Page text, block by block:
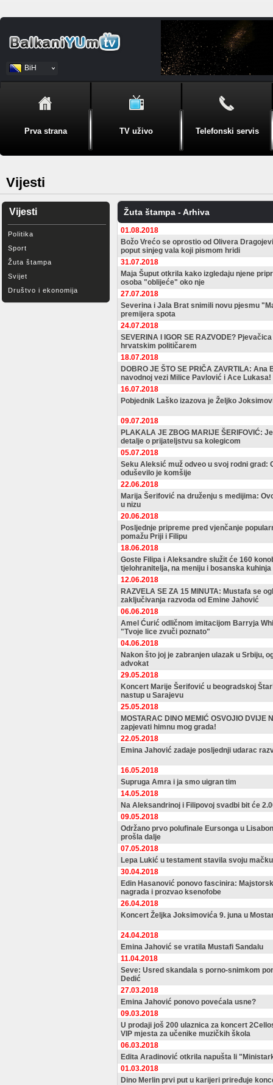
BiH
Srpski
Prva strana TV uživo Telefonski servis
Vijesti
Vijesti
Politika
Sport
Žuta štampa
Svijet
Društvo i ekonomija
Žuta štampa - Arhiva
01.08.2018
Božo Vrećo se oprostio od Olivera
poput sinjeg vala koji pismom hridi
31.07.2018
Maja Šuput otkrila kako izgledaju njene
osoba "oblijeće" oko nje
27.07.2018
Severina i Jala Brat snimili novu pjesmu
premijera spota
24.07.2018
SEVERINA I IGOR SE RAZVODE?
hrvatskim političarem
18.07.2018
DOBRO JE ŠTO SE PRIČA ZAVRTILA:
navodnoj vezi Milice Pavlović i Ace Lukasa!
16.07.2018
Pobjednik Laško izazova je Željko
09.07.2018
PLAKALA JE ZBOG MARIJE ŠERIFOVIĆ:
detalje o prijateljstvu sa kolegicom
05.07.2018
Seku Aleksić muž odveo u svoj rodni grad:
oduševilo je komšije
22.06.2018
Marija Šerifović na druženju s medijima:
u nizu
20.06.2018
Posljednje pripreme pred vjenčanje
pomažu Priji i Filipu
18.06.2018
Goste Filipa i Aleksandre služit će 160
tjelohranitelja, na meniju i bosanska kuhinja
12.06.2018
RAZVELA SE ZA 15 MINUTA: Mustafa se
zaključivanja razvoda od Emine Jahović
06.06.2018
Amel Ćurić odličnom imitacijom Barryja
"Tvoje lice zvuči poznato"
04.06.2018
Nakon što joj je zabranjen ulazak u Srbiju,
advokat
29.05.2018
Koncert Marije Šerifović u beogradskoj
nastup u Sarajevu
25.05.2018
MOSTARAC DINO MEMIĆ OSVOJIO DVIJE
zapjevati himnu mog grada!
22.05.2018
Emina Jahović zadaje posljednji udarac
16.05.2018
Supruga Amra i ja smo uigran tim
14.05.2018
Na Aleksandrinoj i Filipovoj svadbi bit će
09.05.2018
Održano prvo polufinale Eursonga u
prošla dalje
07.05.2018
Lepa Lukić u testament stavila svoju mačku
30.04.2018
Edin Hasanović ponovo fascinira:
nagrada i prozvao ksenofobe
26.04.2018
Koncert Željka Joksimovića 9. juna u
24.04.2018
Emina Jahović se vratila Mustafi Sandalu
11.04.2018
Seve: Usred skandala s porno-snimkom
Dedić
27.03.2018
Emina Jahović ponovo povećala usne?
09.03.2018
U prodaji još 200 ulaznica za koncert
VIP mjesta za učenike muzičkih škola
06.03.2018
Edita Aradinović otkrila napušta li
01.03.2018
Dino Merlin prvi put u karijeri priređuje